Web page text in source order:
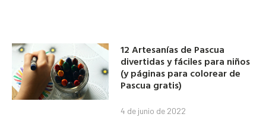
12 Artesanías de Pascua
divertidas y fáciles para niños
(y páginas para colorear de
Pascua gratis)
4 de junio de 2022